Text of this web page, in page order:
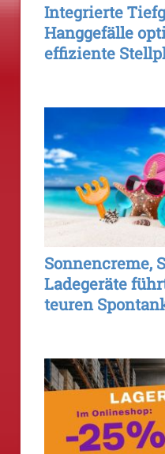
Integrierte
Hanggefälle
effiziente
Sonnencreme,
Ladegeräte
teuren